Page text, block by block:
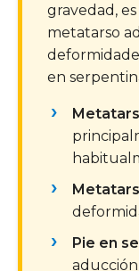
gravedad,
metatarso
en
Pie en